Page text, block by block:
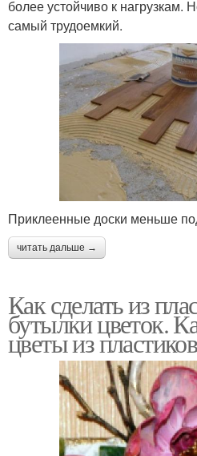
более устойчиво к нагрузкам.
самый трудоемкий.
Приклеенные доски меньше
читать дальше →
Как сделать из
бутылки цветок.
цветы из